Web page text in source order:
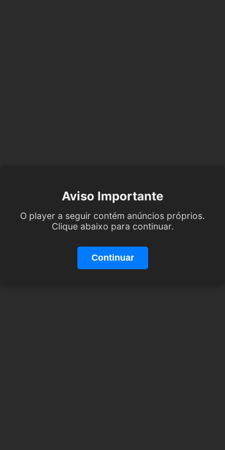
Aviso Importante
O player a seguir contém anúncios próprios.
Clique abaixo para continuar.
Continuar